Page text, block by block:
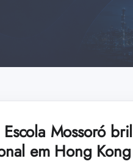
Escola Mossoró
em Hong Kong